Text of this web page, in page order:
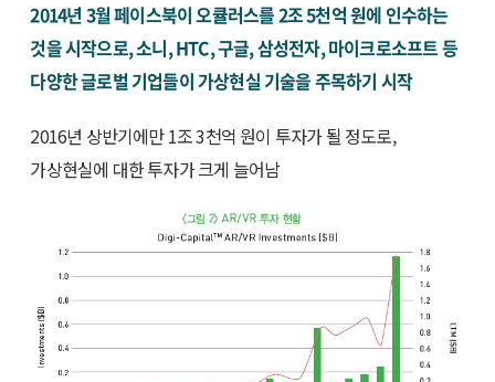
2014년 3월 페이스북이 오큘러스를 2조 5천억 원에 인수하는
것을 시작으로, 소니, HTC, 구글, 삼성전자, 마이크로소프트 등
다양한 글로벌 기업들이 가상현실 기술을 주목하기 시작
2016년 상반기에만 1조 3천억 원이 투자가 될 정도로,
가상현실에 대한 투자가 크게 늘어남